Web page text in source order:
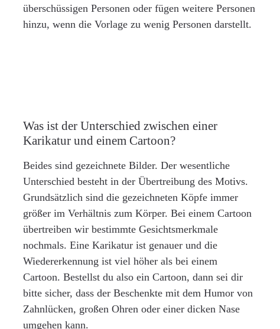
überschüssigen Personen oder fügen weitere Personen
hinzu, wenn die Vorlage zu wenig Personen darstellt.
Was ist der Unterschied zwischen einer
Karikatur und einem Cartoon?
Beides sind gezeichnete Bilder. Der wesentliche
Unterschied besteht in der Übertreibung des Motivs.
Grundsätzlich sind die gezeichneten Köpfe immer
größer im Verhältnis zum Körper. Bei einem Cartoon
übertreiben wir bestimmte Gesichtsmerkmale
nochmals. Eine Karikatur ist genauer und die
Wiedererkennung ist viel höher als bei einem
Cartoon. Bestellst du also ein Cartoon, dann sei dir
bitte sicher, dass der Beschenkte mit dem Humor von
Zahnlücken, großen Ohren oder einer dicken Nase
umgehen kann.